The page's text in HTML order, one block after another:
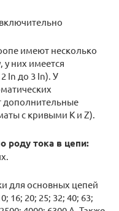
имеют несколько
них имеется
In до 3 In). У
дополнительные
с кривыми K и Z).
роду тока в цепи:
для основных цепей
16; 20; 25; 32; 40; 63;